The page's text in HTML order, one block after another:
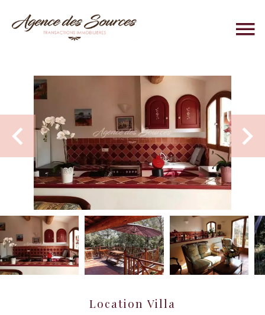
Location Villa